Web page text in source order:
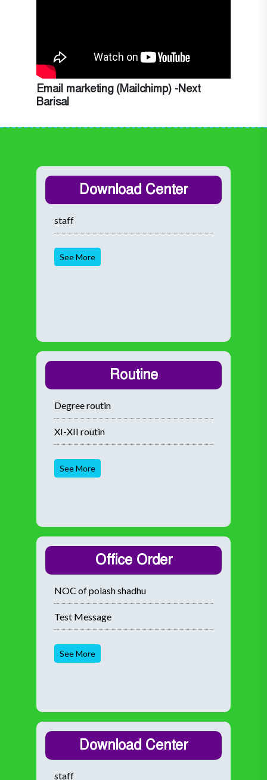
Email marketing (Mailchimp) -Next
Barisal
Download Center
staff
See More
Routine
Degree routin
XI-XII routin
See More
Office Order
NOC of polash shadhu
Test Message
See More
Download Center
staff